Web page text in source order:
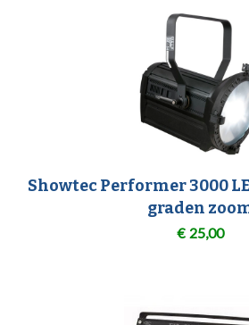
Showtec Performer 3000
graden
€ 25,00